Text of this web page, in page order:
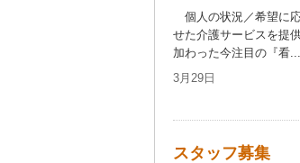
個人の状況／希望に
せた介護サービスを提
加わった今注目の『看...
3月29日
スタッフ募集